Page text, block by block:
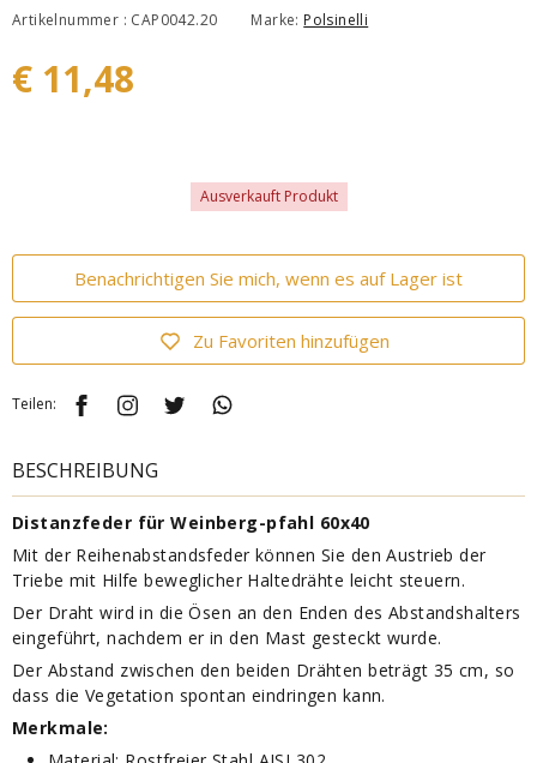
Artikelnummer : CAP0042.20 Marke: Polsinelli
€ 11,48
Ausverkauft Produkt
Benachrichtigen Sie mich, wenn es auf Lager ist
Zu Favoriten hinzufügen
Teilen:
BESCHREIBUNG
Distanzfeder für Weinberg-pfahl 60x40
Mit der Reihenabstandsfeder können Sie den Austrieb der
Triebe mit Hilfe beweglicher Haltedrähte leicht steuern.
Der Draht wird in die Ösen an den Enden des Abstandshalters
eingeführt, nachdem er in den Mast gesteckt wurde.
Der Abstand zwischen den beiden Drähten beträgt 35 cm, so
dass die Vegetation spontan eindringen kann.
Merkmale: